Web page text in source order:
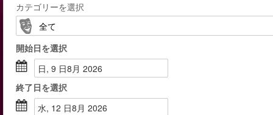
カテゴリーを選択
開始日を選択
日, 9 日8月 2026
終了日を選択
水, 12 日8月 2026